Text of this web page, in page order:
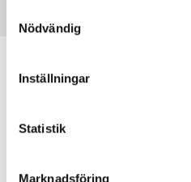
Nödvändig
Inställningar
Statistik
Marknadsföring